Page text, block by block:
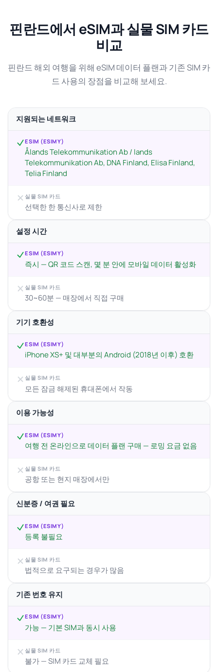
핀란드에서 eSIM과 실물 SIM 카드
비교
핀란드 해외 여행을 위해 eSIM 데이터 플랜과 기존 SIM 카
드 사용의 장점을 비교해 보세요.
지원되는 네트워크
ESIM (ESIMY)
Ålands Telekommunikation Ab / lands
Telekommunikation Ab, DNA Finland, Elisa Finland,
Telia Finland
실물 SIM 카드
선택한 한 통신사로 제한
설정 시간
ESIM (ESIMY)
즉시 — QR 코드 스캔, 몇 분 안에 모바일 데이터 활성화
실물 SIM 카드
30~60분 — 매장에서 직접 구매
기기 호환성
ESIM (ESIMY)
iPhone XS+ 및 대부분의 Android (2018년 이후) 호환
실물 SIM 카드
모든 잠금 해제된 휴대폰에서 작동
이용 가능성
ESIM (ESIMY)
여행 전 온라인으로 데이터 플랜 구매 — 로밍 요금 없음
실물 SIM 카드
공항 또는 현지 매장에서만
신분증 / 여권 필요
ESIM (ESIMY)
등록 불필요
실물 SIM 카드
법적으로 요구되는 경우가 많음
기존 번호 유지
ESIM (ESIMY)
가능 — 기본 SIM과 동시 사용
실물 SIM 카드
불가 — SIM 카드 교체 필요